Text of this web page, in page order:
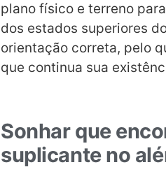
plano físico e terreno
dos estados superiores
orientação correta, pelo
que continua sua
Sonhar que
suplicante no